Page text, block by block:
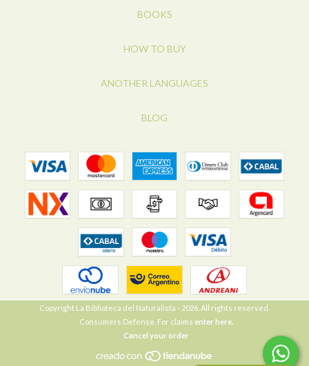
BOOKS
HOW TO BUY
ANOTHER LANGUAGES
BLOG
Copyright La Biblioteca del Naturalista - 2026. All rights reserved.
Consumers Defense. For claims enter here.
Cancel your order